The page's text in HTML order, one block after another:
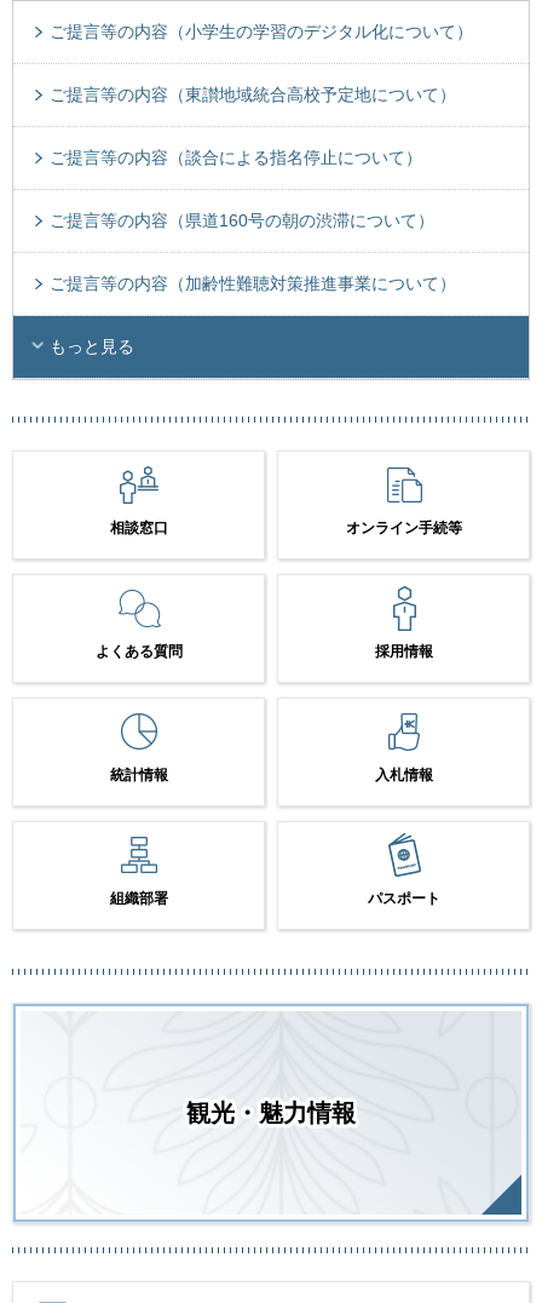
ご提言等の内容（小学生の学習のデジタル化について）
ご提言等の内容（東讃地域統合高校予定地について）
ご提言等の内容（談合による指名停止について）
ご提言等の内容（県道160号の朝の渋滞について）
ご提言等の内容（加齢性難聴対策推進事業について）
もっと見る
相談窓口 オンライン手続等
よくある質問 採用情報
統計情報 入札情報
組織部署 パスポート
観光・魅力情報